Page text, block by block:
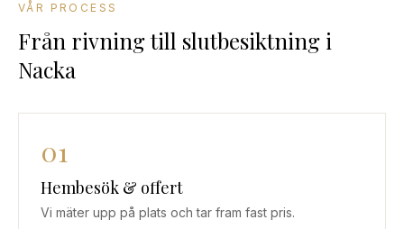
VÅR PROCESS
Från rivning till slutbesiktning i
Nacka
01
Hembesök & offert
Vi mäter upp på plats och tar fram fast pris.